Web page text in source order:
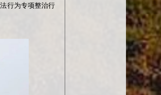
行为专项整治行